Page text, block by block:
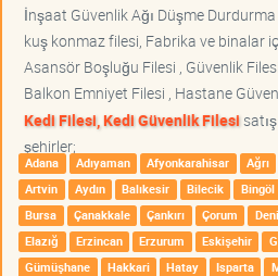
İnşaat Güvenlik Ağı Düşme
kuş konmaz filesi, Fabrika ve binalar
Asansör Boşluğu Filesi , Güvenlik
Balkon Emniyet Filesi , Hastane
Kedi Filesi, Kedi Güvenlik Filesi
şehirler;
Adana Adıyaman Afyonkarahisar Ağrı
Artvin
Aydın Balıkesir Bilecik Bingöl
Bursa
Çanakkale Çankırı Çorum
Elazığ
Erzincan Erzurum Eskişehir
Gümüşhane
Hakkari Hatay Isparta